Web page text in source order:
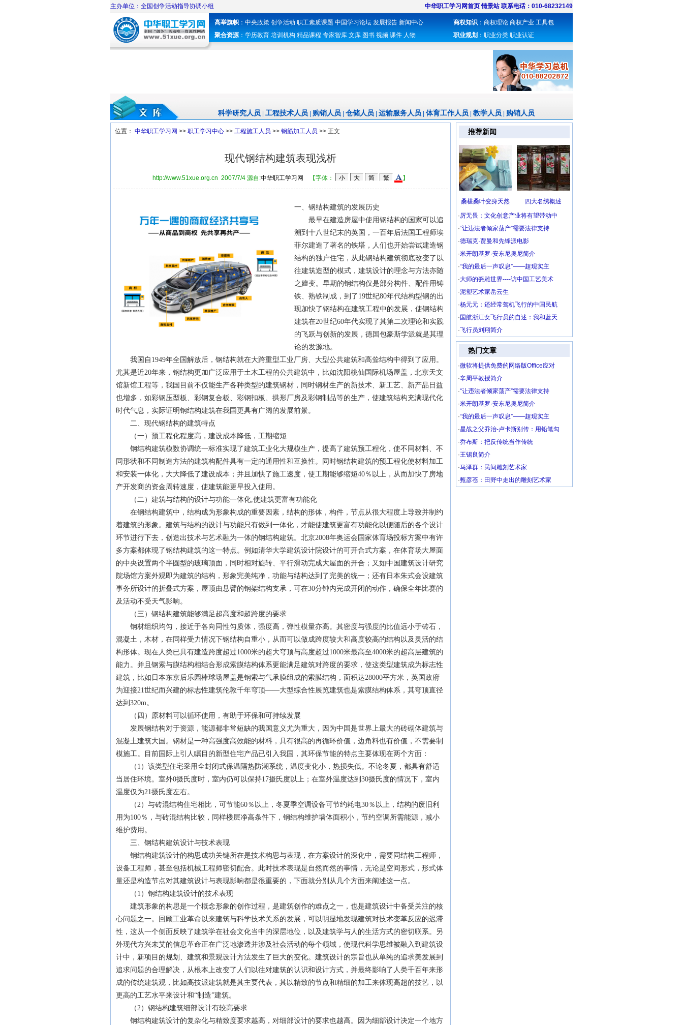
主办单位：全国创争活动指导协调小组 中华职工学习网首页 情景站 联系电话：010-68232149
商权知识 ： 商权理论 商权产业 工具包
高举旗帜 ： 中央政策 创争活动 职工素质课题 中国学习论坛 发展报告 新闻中心
职业规划 ： 职业分类 职业认证
聚合资源： 学历教育 培训机构 精品课程 专家智库 文库 图书 视频 课件 人物
科学研究人员 工程技术人员 购销人员 仓储人员 运输服务人员 体育工作人员 教学人员 购销人员
推荐新闻
桑椹桑叶变身天然
四大名绣概述
·厉无畏：文化创意产业将有望带动中
·“让违法者倾家荡产”需要法律支持
·德瑞克·贾曼和先锋派电影
·米开朗基罗·安东尼奥尼简介
·“我的最后一声叹息”——超现实主
·大师的瓷雕世界----访中国工艺美术
·泥塑艺术家岳云生
·杨元元：还经常驾机飞行的中国民航
· 国航浙江女飞行员的自述：我和蓝天
·飞行员刘翔简介
热门文章
·微软将提供免费的网络版Office应对
·辛周平教授简介
·“让违法者倾家荡产”需要法律支持
·米开朗基罗·安东尼奥尼简介
·“我的最后一声叹息”——超现实主
·星战之父乔治-卢卡斯别传：用铅笔勾
·乔布斯：把反传统当作传统
·王锡良简介
·马泽群：民间雕刻艺术家
·甄彦苍：田野中走出的雕刻艺术家
位置： 中华职工学习网 >> 职工学习中心 >> 工程施工人员 >> 钢筋加工人员 >> 正文
现代钢结构建筑表现浅析
http://www.51xue.org.cn 2007/7/4 源自:中华职工学习网 【字体： 】
一、钢结构建筑的发展历史
最早在建造房屋中使用钢结构的国家可以追
溯到十八世纪末的英国，一百年后法国工程师埃
菲尔建造了著名的铁塔，人们也开始尝试建造钢
结构的独户住宅，从此钢结构建筑彻底改变了以
往建筑造型的模式，建筑设计的理念与方法亦随
之嬗变。早期的钢结构仅是部分构件、配件用铸
铁、熟铁制成，到了19世纪80年代结构型钢的出
现加快了钢结构在建筑工程中的发展，使钢结构
建筑在20世纪60年代实现了其第二次理论和实践
的飞跃与创新的发展，德国包豪斯学派就是其理
论的发源地。
我国自1949年全国解放后，钢结构就在大跨重型工业厂房、大型公共建筑和高耸结构中得到了应用。
尤其是近20年来，钢结构更加广泛应用于土木工程的公共建筑中，比如沈阳桃仙国际机场屋盖，北京天文
馆新馆工程等，我国目前不仅能生产各种类型的建筑钢材，同时钢材生产的新技术、新工艺、新产品日益
也增多，如彩钢压型板、彩钢复合板、彩钢扣板、拱形厂房及彩钢制品等的生产，使建筑结构充满现代化
时代气息，实际证明钢结构建筑在我国更具有广阔的发展前景。
二、现代钢结构的建筑特点
（一）预工程化程度高，建设成本降低，工期缩短
钢结构建筑模数协调统一标准实现了建筑工业化大规模生产，提高了建筑预工程化，使不同材料、不
同形状和不同制造方法的建筑构配件具有一定的通用性和互换性。同时钢结构建筑的预工程化使材料加工
和安装一体化，大大降低了建设成本；并且加快了施工速度，使工期能够缩短40％以上，从而加快了房地
产开发商的资金周转速度，使建筑能更早投入使用。
（二）建筑与结构的设计与功能一体化,使建筑更富有功能化
在钢结构建筑中，结构成为形象构成的重要因素，结构的形体，构件，节点从很大程度上导致并制约
着建筑的形象。建筑与结构的设计与功能只有做到一体化，才能使建筑更富有功能化以便随后的各个设计
环节进行下去，创造出技术与艺术融为一体的钢结构建筑。北京2008年奥运会国家体育场投标方案中有许
多方案都体现了钢结构建筑的这一特点。例如清华大学建筑设计院设计的可开合式方案，在体育场大屋面
的中央设置两个半圆型的玻璃顶面，同时相对旋转、平行滑动完成大屋面的开合；又如中国建筑设计研究
院场馆方案外观即为建筑的结构，形象完美纯净，功能与结构达到了完美的统一；还有日本朱式会设建筑
事务所设计的折叠式方案，屋顶由悬臂的钢架结构支承，可在30分钟内完成开闭的动作，确保全年比赛的
及活动不受天气影响。
（三）钢结构建筑能够满足超高度和超跨度的要求
钢材组织均匀，接近于各向同性匀质体，强度高，弹性模量亦高。其密度与强度的比值远小于砖石，
混凝土，木材，在同样受力情况下钢结构自重小，从而可以做成跨度较大和高度较高的结构以及灵活的结
构形体。现在人类已具有建造跨度超过1000米的超大穹顶与高度超过1000米最高至4000米的超高层建筑的
能力。并且钢索与膜结构相结合形成索膜结构体系更能满足建筑对跨度的要求，使这类型建筑成为标志性
建筑，比如日本东京后乐园棒球场屋盖是钢索与气承膜组成的索膜结构，面积达28000平方米，英国政府
为迎接21世纪而兴建的标志性建筑伦敦千年穹顶――大型综合性展览建筑也是索膜结构体系，其穹顶直径
达到320m。
（四）原材料可以循环使用，有助于环保和可持续发展
发展钢结构对于资源，能源都非常短缺的我国意义尤为重大，因为中国是世界上最大的砖砌体建筑与
混凝土建筑大国。钢材是一种高强度高效能的材料，具有很高的再循环价值，边角料也有价值，不需要制
模施工。目前国际上引人瞩目的新型住宅产品已引入我国，其环保节能的特点主要体现在两个方面：
（1）该类型住宅采用全封闭式保温隔热防潮系统，温度变化小，热损失低。不论冬夏，都具有舒适
当居住环境。室外0摄氏度时，室内仍可以保持17摄氏度以上；在室外温度达到30摄氏度的情况下，室内
温度仅为21摄氏度左右。
（2）与砖混结构住宅相比，可节能60％以上，冬夏季空调设备可节约耗电30％以上，结构的废旧利
用为100％，与砖混结构比较，同样楼层净高条件下，钢结构维护墙体面积小，节约空调所需能源，减小
维护费用。
三、钢结构建筑设计与技术表现
钢结构建筑设计的构思成功关键所在是技术构思与表现，在方案设计的深化中，需要同结构工程师，
设备工程师，甚至包括机械工程师密切配合。此时技术表现是自然而然的事情，无论是空间形式，形式体
量还是构造节点对其建筑设计与表现影响都是很重要的，下面就分别从几个方面来阐述这一点。
（1）钢结构建筑设计的技术表现
建筑形象的构思是一个概念形象的创作过程，是建筑创作的难点之一，也是建筑设计中备受关注的核
心问题之一。回顾工业革命以来建筑与科学技术关系的发展，可以明显地发现建筑对技术变革反应的迟滞
性，这从一个侧面反映了建筑学在社会文化当中的深层地位，以及建筑学与人的生活方式的密切联系。另
外现代方兴未艾的信息革命正在广泛地渗透并涉及社会活动的每个领域，使现代科学思维被融入到建筑设
计中，新项目的规划、建筑和景观设计方法发生了巨大的变化。建筑设计的宗旨也从单纯的追求美发展到
追求问题的合理解决，从根本上改变了人们以往对建筑的认识和设计方式，并最终影响了人类千百年来形
成的传统建筑观，比如高技派建筑就是其主要代表，其以精致的节点和精细的加工来体现高超的技艺，以
更高的工艺水平来设计和“制造”建筑。
（2）钢结构建筑细部设计有较高要求
钢结构建筑设计的复杂化与精致度要求越高，对细部设计的要求也越高。因为细部设计决定一个地方